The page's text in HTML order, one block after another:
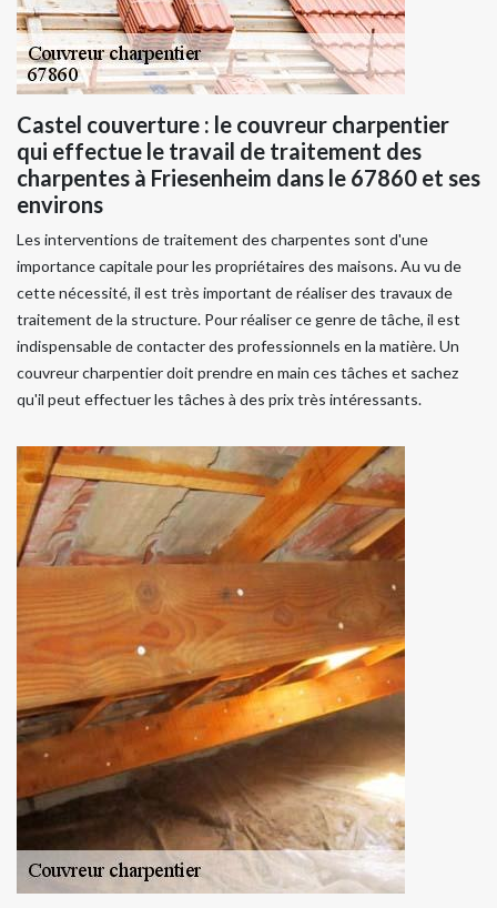
Castel couverture : le couvreur charpentier
qui effectue le travail de traitement des
charpentes à Friesenheim dans le 67860 et ses
environs
Les interventions de traitement des charpentes sont d'une
importance capitale pour les propriétaires des maisons. Au vu de
cette nécessité, il est très important de réaliser des travaux de
traitement de la structure. Pour réaliser ce genre de tâche, il est
indispensable de contacter des professionnels en la matière. Un
couvreur charpentier doit prendre en main ces tâches et sachez
qu'il peut effectuer les tâches à des prix très intéressants.